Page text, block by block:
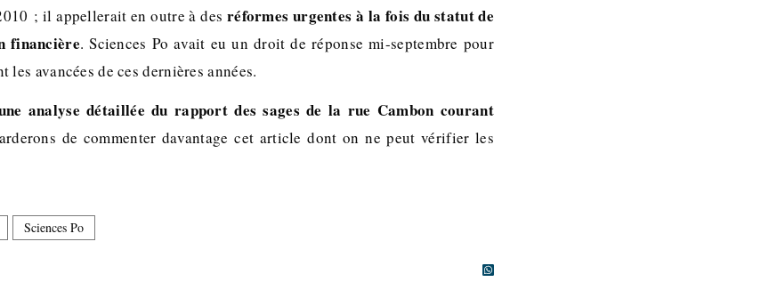
; il appellerait en outre à des réformes urgentes à la fois du statut de
financière. Sciences Po avait eu un droit de réponse mi-septembre pour
les avancées de ces dernières années.
analyse détaillée du rapport des sages de la rue Cambon courant
de commenter davantage cet article dont on ne peut vérifier les
Sciences Po